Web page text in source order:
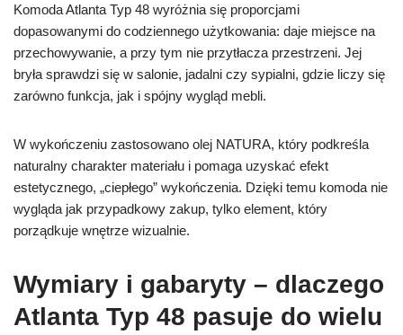
Komoda Atlanta Typ 48 wyróżnia się proporcjami
dopasowanymi do codziennego użytkowania: daje miejsce na
przechowywanie, a przy tym nie przytłacza przestrzeni. Jej
bryła sprawdzi się w salonie, jadalni czy sypialni, gdzie liczy się
zarówno funkcja, jak i spójny wygląd mebli.
W wykończeniu zastosowano olej NATURA, który podkreśla
naturalny charakter materiału i pomaga uzyskać efekt
estetycznego, „ciepłego” wykończenia. Dzięki temu komoda nie
wygląda jak przypadkowy zakup, tylko element, który
porządkuje wnętrze wizualnie.
Wymiary i gabaryty – dlaczego
Atlanta Typ 48 pasuje do wielu